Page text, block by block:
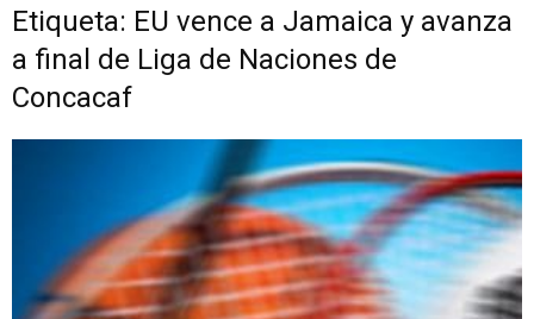
Etiqueta: EU vence a Jamaica y avanza
a final de Liga de Naciones de
Concacaf